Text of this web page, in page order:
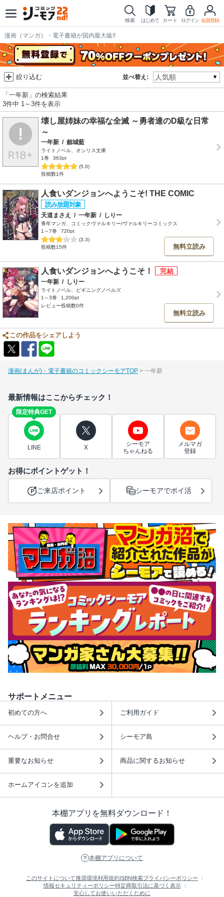
検索 はじめて カート ログイン 会員登録
漫画（マンガ）・電子書籍が国内最大級!!
並べ替え:
絞り込む
「一年新」の検索結果
3件中 1～3件を表示
壊し屋姉妹の幸福な全滅 ～勇者達のD級な日常
～
一年新 / 劔城藍
ライトノベル、オシリス文庫
1巻
363pt
(5.0)
投稿数1件
人食いダンジョンへようこそ! THE COMIC
天道まさえ / 一年新 / しりー
青年マンガ、コミックヴァルキリー/ヴァルキリーコミックス
1～7巻
720pt
(3.3)
投稿数15件
無料立読み
人食いダンジョンへようこそ！
一年新 / しりー
ライトノベル、ビギニングノベルズ
1～3巻
1,200pt
レビュー投稿数0件
無料立読み
この作品をシェアしよう
漫画(まんが)・電子書籍のコミックシーモアTOP 一年新
最新情報はここからチェック！
限定特典GET
LINE X
シーモア
ちゃんねる
メルマガ
登録
お得にポイントゲット！
ご来店ポイント シーモアでポイ活
サポートメニュー
初めての方へ ご利用ガイド
ヘルプ・お問合せ シーモア島
重要なお知らせ 商品に関するお知らせ
ホームアイコンを追加
本棚アプリを無料ダウンロード！
本棚アプリについて
このサイトについて推奨環境利用規約ISBN検索プライバシーポリシー
情報セキュリティーポリシー特定商取引法に基づく表示
安心してお使いいただくために